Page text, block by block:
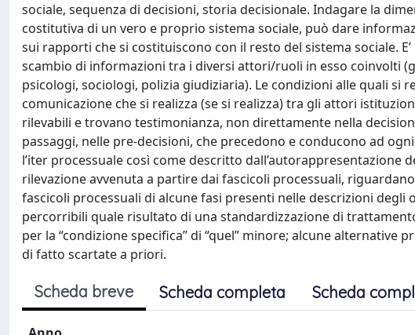
sociale, sequenza di decisioni, storia decisionale. Indagare la
costitutiva di un vero e proprio sistema sociale, può dare
sui rapporti che si costituiscono con il resto del sistema sociale.
scambio di informazioni tra i diversi attori/ruoli in esso coinvolti
psicologi, sociologi, polizia giudiziaria). Le condizioni alle quali si
comunicazione che si realizza (se si realizza) tra gli attori
rilevabili e trovano testimonianza, non direttamente nella
passaggi, nelle pre-decisioni, che precedono e conducono ad
l’iter processuale così come descritto
rilevazione avvenuta a partire dai fascicoli processuali,
fascicoli processuali di alcune fasi presenti nelle descrizioni
percorribili quale risultato di una standardizzazione di
per la “condizione specifica” di “quel” minore; alcune
di fatto scartate a priori.
Scheda breve Scheda completa Scheda